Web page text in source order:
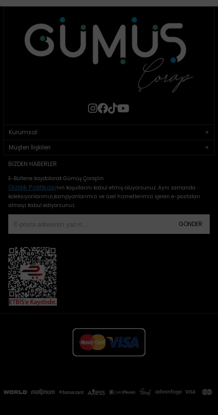
Kurumsal
Müşteri İlişkileri
BIZDEN HABERLER
E-Bültene kaydolarak Gümüş Çorap'ın
Gizlilik Politikası'nın koşullarını kabul etmiş oluyorsunuz. Aynı zamanda
koleksiyonlarımızı,kampyanlarımızı ve özel hizmetlerimizi içeren e-postaları
almayı kabul ediyorsunuz.
GÖNDER